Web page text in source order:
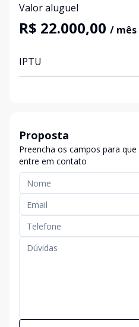
Valor aluguel
R$ 22.000,00 / mês
IPTU
Proposta
Preencha os campos para
entre em contato